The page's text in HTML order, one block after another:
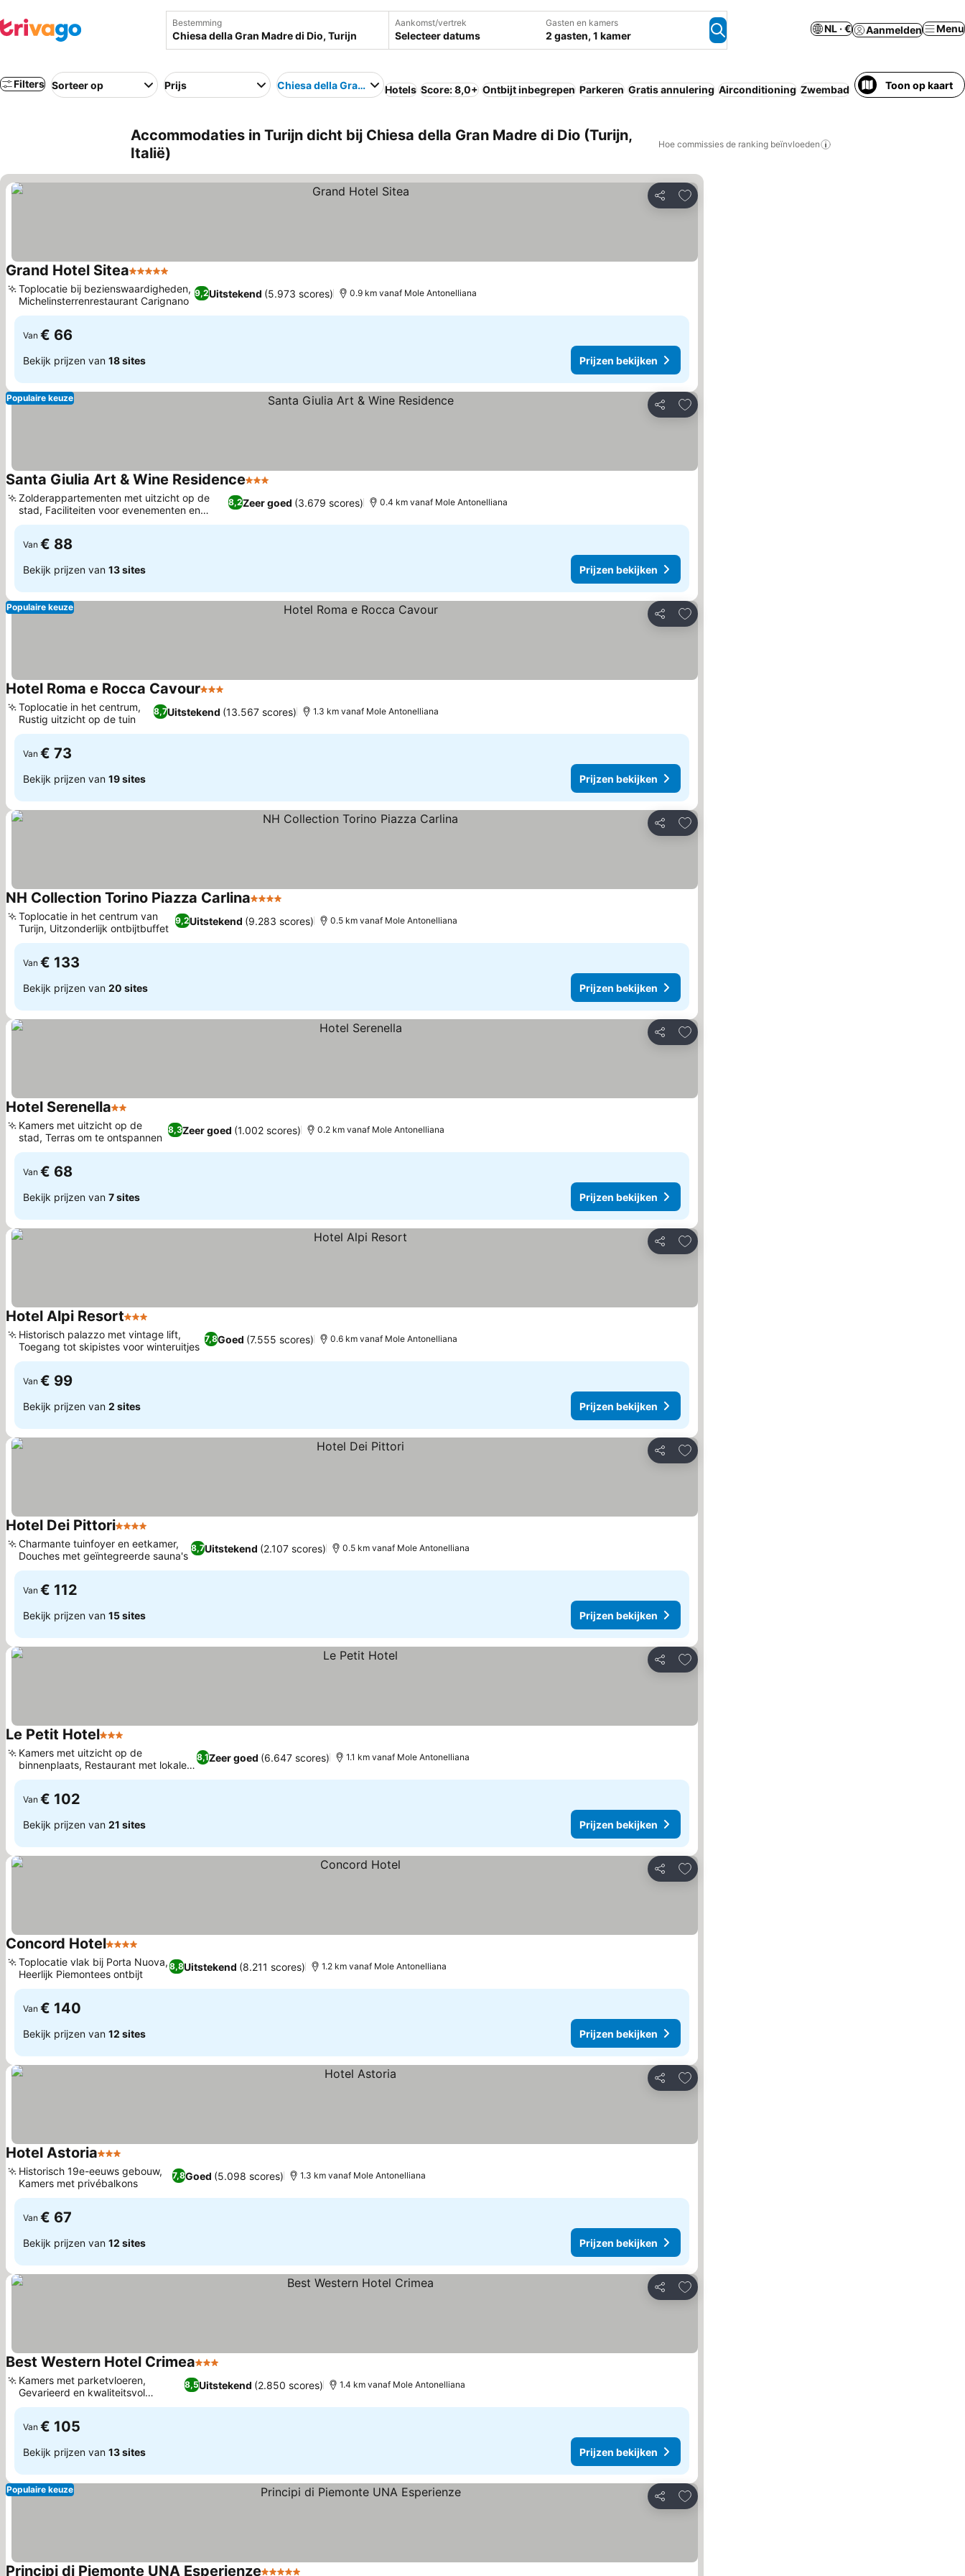
Bestemming Aankomst/vertrek
Selecteer datums
Gasten en kamers
2 gasten, 1 kamer
NL · € Aanmelden Menu
Filters Sorteer op Prijs Chiesa della Gran Madre di Dio
Hotels Score: 8,0+ Ontbijt inbegrepen Parkeren Gratis annulering Airconditioning Zwembad Aparthotel Bed &
Toon op kaart
Accommodaties in Turijn dicht bij Chiesa della Gran Madre di Dio (Turijn,
Italië)
Hoe commissies de ranking beïnvloeden
Delen
Toevoegen aan favorieten
Grand Hotel Sitea5 Sterren
9,2Uitstekend (5.973 scores)
Toplocatie bij bezienswaardigheden,
Michelinsterrenrestaurant Carignano
0.9 km vanaf Mole Antonelliana
Van € 66
Bekijk prijzen van 18 sites Prijzen bekijken
Delen
Toevoegen aan favorieten
Populaire keuze
Santa Giulia Art & Wine Residence3 Sterren
8,2Zeer goed (3.679 scores)
Zolderappartementen met uitzicht op de
stad, Faciliteiten voor evenementen en
vergaderingen
0.4 km vanaf Mole Antonelliana
Van € 88
Bekijk prijzen van 13 sites Prijzen bekijken
Delen
Toevoegen aan favorieten
Populaire keuze
Hotel Roma e Rocca Cavour3 Sterren
8,7Uitstekend (13.567 scores)
Toplocatie in het centrum,
Rustig uitzicht op de tuin
1.3 km vanaf Mole Antonelliana
Van € 73
Bekijk prijzen van 19 sites Prijzen bekijken
Delen
Toevoegen aan favorieten
NH Collection Torino Piazza Carlina4 Sterren
9,2Uitstekend (9.283 scores)
Toplocatie in het centrum van
Turijn, Uitzonderlijk ontbijtbuffet
0.5 km vanaf Mole Antonelliana
Van € 133
Bekijk prijzen van 20 sites Prijzen bekijken
Delen
Toevoegen aan favorieten
Hotel Serenella2 Sterren
8,3Zeer goed (1.002 scores)
Kamers met uitzicht op de
stad, Terras om te ontspannen
0.2 km vanaf Mole Antonelliana
Van € 68
Bekijk prijzen van 7 sites Prijzen bekijken
Delen
Toevoegen aan favorieten
Hotel Alpi Resort3 Sterren
7,8Goed (7.555 scores)
Historisch palazzo met vintage lift,
Toegang tot skipistes voor winteruitjes
0.6 km vanaf Mole Antonelliana
Van € 99
Bekijk prijzen van 2 sites Prijzen bekijken
Delen
Toevoegen aan favorieten
Hotel Dei Pittori4 Sterren
8,7Uitstekend (2.107 scores)
Charmante tuinfoyer en eetkamer,
Douches met geïntegreerde sauna's
0.5 km vanaf Mole Antonelliana
Van € 112
Bekijk prijzen van 15 sites Prijzen bekijken
Delen
Toevoegen aan favorieten
Le Petit Hotel3 Sterren
8,1Zeer goed (6.647 scores)
Kamers met uitzicht op de
binnenplaats, Restaurant met lokale
gerechten
1.1 km vanaf Mole Antonelliana
Van € 102
Bekijk prijzen van 21 sites Prijzen bekijken
Delen
Toevoegen aan favorieten
Concord Hotel4 Sterren
8,8Uitstekend (8.211 scores)
Toplocatie vlak bij Porta Nuova,
Heerlijk Piemontees ontbijt
1.2 km vanaf Mole Antonelliana
Van € 140
Bekijk prijzen van 12 sites Prijzen bekijken
Delen
Toevoegen aan favorieten
Hotel Astoria3 Sterren
7,8Goed (5.098 scores)
Historisch 19e-eeuws gebouw,
Kamers met privébalkons
1.3 km vanaf Mole Antonelliana
Van € 67
Bekijk prijzen van 12 sites Prijzen bekijken
Delen
Toevoegen aan favorieten
Best Western Hotel Crimea3 Sterren
8,5Uitstekend (2.850 scores)
Kamers met parketvloeren,
Gevarieerd en kwaliteitsvol
ontbijtbuffet
1.4 km vanaf Mole Antonelliana
Van € 105
Bekijk prijzen van 13 sites Prijzen bekijken
Delen
Toevoegen aan favorieten
Populaire keuze
Principi di Piemonte UNA Esperienze